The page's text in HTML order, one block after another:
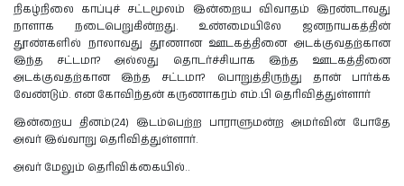
நிகழ்நிலை காப்புச் சட்டமூலம் இன்றைய விவாதம் இரண்டாவது
நாளாக நடைபெறுகின்றது. உண்மையிலே ஜனநாயகத்தின்
தூண்களில் நாலாவது தூணான ஊடகத்தினை அடக்குவதற்கான
இந்த சட்டமா? அல்லது தொடர்ச்சியாக இந்த ஊடகத்தினை
அடக்குவதற்கான இந்த சட்டமா? பொறுத்திருந்து தான் பார்க்க
வேண்டும். என கோவிந்தன் கருணாகரம் எம்.பி தெரிவித்துள்ளார்
இன்றைய தினம்(24) இடம்பெற்ற பாராளுமன்ற அமர்வின் போதே
அவர் இவ்வாறு தெரிவித்துள்ளார்.
அவர் மேலும் தெரிவிக்கையில்..